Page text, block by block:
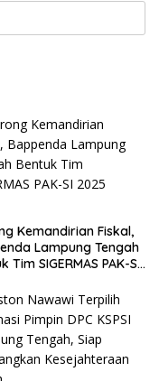
Kemandirian Fiskal,
Lampung Tengah
Tim SIGERMAS PAK-SI